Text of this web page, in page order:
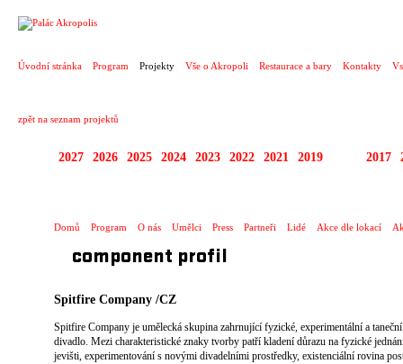
Úvodní stránka Program Projekty Vše o Akropoli Restaurace a bary Kontakty
zpět na seznam projektů
2027 2026 2025 2024 2023 2022 2021 2019 2017
Domů Program O nás Umělci Press Partneři Lidé Akce dle lokací
component profil
Spitfire Company /CZ
Spitfire Company je umělecká skupina zahrnující fyzické, experimentální a taneční
divadlo. Mezi charakteristické znaky tvorby patří kladení důrazu na fyzické
jevišti, experimentování s novými divadelními prostředky, existenciální rovina